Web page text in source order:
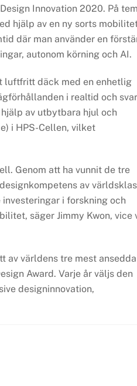
Innovation 2020. På
hjälp av en ny sorts
där man använder en
autonom körning och AI.
luftfritt däck med en enhetlig
i realtid och
av utbytbara hjul och
i HPS-Cellen, vilket
Genom att ha vunnit de tre
av
i forskning och
säger Jimmy Kwon, vice
av världens tre mest ansedda
Award. Varje år väljs den
designinnovation,